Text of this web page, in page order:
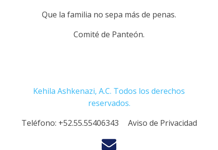
Que la familia no sepa más de penas.
Comité de Panteón.
Kehila Ashkenazi, A.C. Todos los derechos
reservados.
Teléfono: +52.55.55406343 Aviso de Privacidad